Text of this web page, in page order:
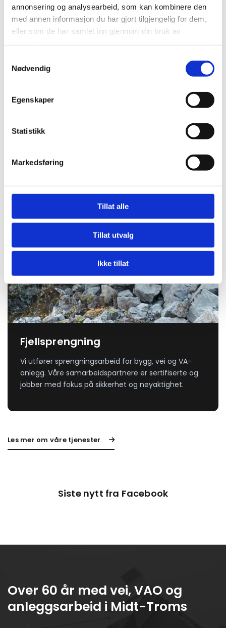
annonsering og analysearbeid, som kan kombinere den
med annen informasjon du har gjort tilgjengelig for dem,
eller som de har samlet inn gjennom din bruk av
Nødvendig
Egenskaper
Statistikk
Markedsføring
Tillat alle
Tillat utvalg
Ikke tillat
Vintervedlikehold
aktører. Tjenesten utføres med hjullaster, traktor og
lastebil – raskt og pålitelig hele vinteren.
Fjellsprengning
Vi utfører sprengningsarbeid for bygg, vei og VA-
anlegg. Våre samarbeidspartnere er sertifiserte og
jobber med fokus på sikkerhet og nøyaktighet.
Les mer om våre tjenester
Siste nytt fra Facebook
Over 60 år med vei, VAO og
anleggsarbeid i Midt-Troms